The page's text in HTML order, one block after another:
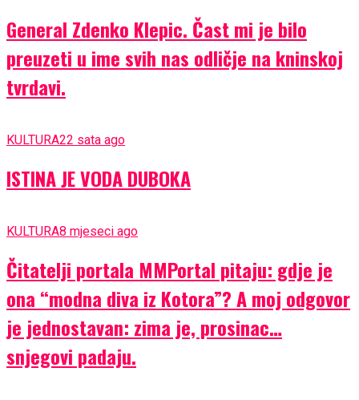
General Zdenko Klepic. Čast mi je bilo
preuzeti u ime svih nas odličje na kninskoj
tvrdavi.
KULTURA22 sata ago
ISTINA JE VODA DUBOKA
KULTURA8 mjeseci ago
Čitatelji portala MMPortal pitaju: gdje je
ona “modna diva iz Kotora”? A moj odgovor
je jednostavan: zima je, prosinac…
snjegovi padaju.